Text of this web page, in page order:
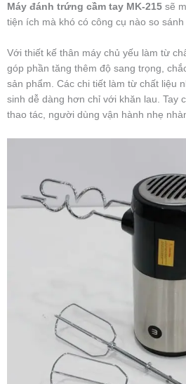
Máy đánh trứng cầm tay MK-215 sẽ
tiện ích mà khó có công cụ nào so sánh
Với thiết kế thân máy chủ yếu làm từ
góp phần tăng thêm độ sang trọng,
sản phẩm. Các chi tiết làm từ chất liệu
sinh dễ dàng hơn chỉ với khăn lau. Tay
thao tác, người dùng vận hành nhẹ